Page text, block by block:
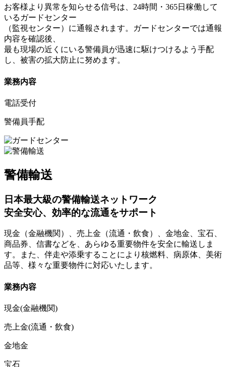
お客様より異常を知らせる信号は、24時間・365日稼働して
いるガードセンター
（監視センター）に通報されます。ガードセンターでは通報
内容を確認後、
最も現場の近くにいる警備員が迅速に駆けつけるよう手配
し、被害の拡大防止に努めます。
業務内容
電話受付
警備員手配
警備輸送
日本最大級の警備輸送ネットワーク
安全安心、効率的な流通をサポート
現金（金融機関）、売上金（流通・飲食）、金地金、宝石、
商品券、信書などを、あらゆる重要物件を安全に輸送しま
す。また、伴走や添乗することにより核燃料、病原体、美術
品等、様々な重要物件に対応いたします。
業務内容
現金(金融機関)
売上金(流通・飲食)
金地金
宝石